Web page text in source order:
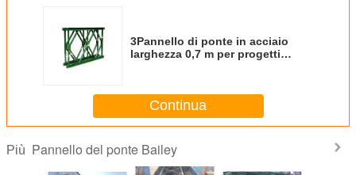
3Pannello di ponte in acciaio
larghezza 0,7 m per progetti
Continua
Più Pannello del ponte Bailey